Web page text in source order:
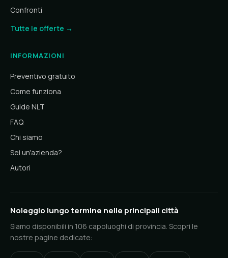
Confronti
Tutte le offerte →
INFORMAZIONI
Preventivo gratuito
Come funziona
Guide NLT
FAQ
Chi siamo
Sei un'azienda?
Autori
Noleggio lungo termine nelle principali città
Siamo disponibili in 106 capoluoghi di provincia. Scopri le
nostre pagine dedicate: